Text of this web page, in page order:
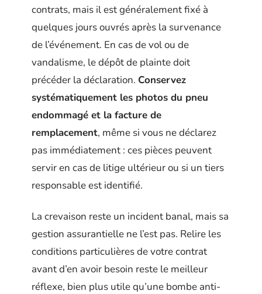
contrats, mais il est généralement fixé à
quelques jours ouvrés après la survenance
de l’événement. En cas de vol ou de
vandalisme, le dépôt de plainte doit
précéder la déclaration. Conservez
systématiquement les photos du pneu
endommagé et la facture de
remplacement, même si vous ne déclarez
pas immédiatement : ces pièces peuvent
servir en cas de litige ultérieur ou si un tiers
responsable est identifié.
La crevaison reste un incident banal, mais sa
gestion assurantielle ne l’est pas. Relire les
conditions particulières de votre contrat
avant d’en avoir besoin reste le meilleur
réflexe, bien plus utile qu’une bombe anti-